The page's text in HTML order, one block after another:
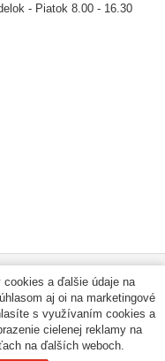
- Piatok 8.00 - 16.30
Bezpečné platební
metody
zasílání
a ďalšie údaje na
aj oi na marketingové
s využívaním cookies a
cielenej reklamy na
na ďalších weboch.